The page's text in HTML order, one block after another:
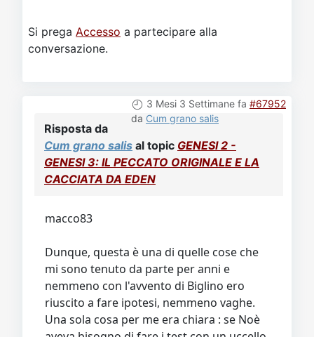
Si prega Accesso a partecipare alla
conversazione.
3 Mesi 3 Settimane fa #67952
da Cum grano salis
Risposta da
Cum grano salis al topic GENESI 2 -
GENESI 3: IL PECCATO ORIGINALE E LA
CACCIATA DA EDEN
macco83
Dunque, questa è una di quelle cose che
mi sono tenuto da parte per anni e
nemmeno con l'avvento di Biglino ero
riuscito a fare ipotesi, nemmeno vaghe.
Una sola cosa per me era chiara : se Noè